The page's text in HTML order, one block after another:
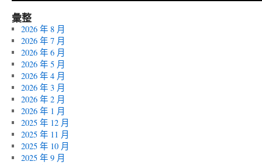
彙整
2026 年 8 月
2026 年 7 月
2026 年 6 月
2026 年 5 月
2026 年 4 月
2026 年 3 月
2026 年 2 月
2026 年 1 月
2025 年 12 月
2025 年 11 月
2025 年 10 月
2025 年 9 月